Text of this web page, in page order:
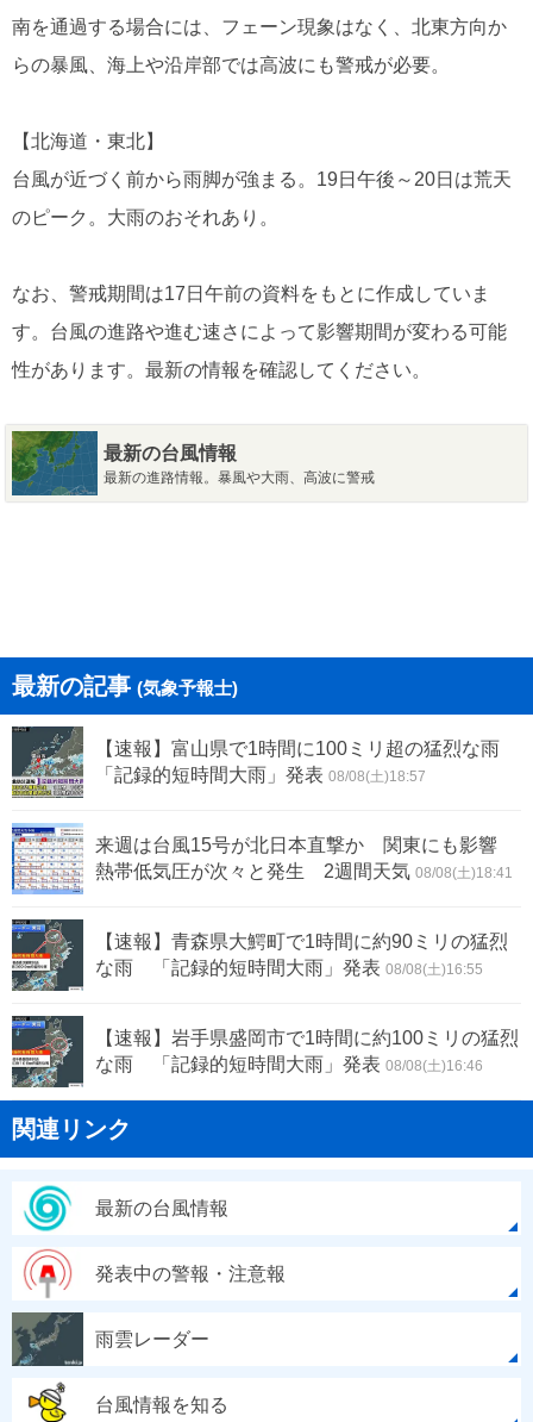
南を通過する場合には、フェーン現象はなく、北東方向か
らの暴風、海上や沿岸部では高波にも警戒が必要。
【北海道・東北】
台風が近づく前から雨脚が強まる。19日午後～20日は荒天
のピーク。大雨のおそれあり。
なお、警戒期間は17日午前の資料をもとに作成していま
す。台風の進路や進む速さによって影響期間が変わる可能
性があります。最新の情報を確認してください。
最新の台風情報
最新の進路情報。暴風や大雨、高波に警戒
最新の記事 (気象予報士)
【速報】富山県で1時間に100ミリ超の猛烈な雨
「記録的短時間大雨」発表 08/08(土)18:57
来週は台風15号が北日本直撃か 関東にも影響
熱帯低気圧が次々と発生 2週間天気 08/08(土)18:41
【速報】青森県大鰐町で1時間に約90ミリの猛烈
な雨 「記録的短時間大雨」発表 08/08(土)16:55
【速報】岩手県盛岡市で1時間に約100ミリの猛烈
な雨 「記録的短時間大雨」発表 08/08(土)16:46
関連リンク
最新の台風情報
発表中の警報・注意報
雨雲レーダー
台風情報を知る